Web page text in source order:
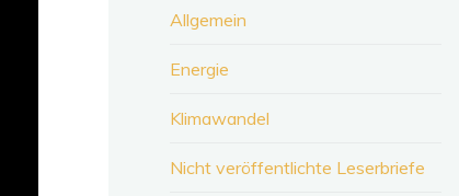
Allgemein
Energie
Klimawandel
Nicht veröffentlichte Leserbriefe